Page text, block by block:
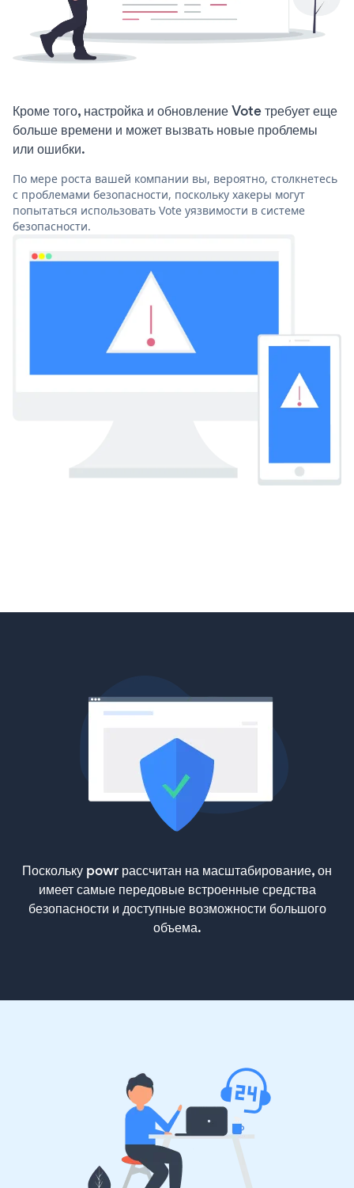
Кроме того, настройка и обновление Vote требует еще
больше времени и может вызвать новые проблемы
или ошибки.
По мере роста вашей компании вы, вероятно, столкнетесь
с проблемами безопасности, поскольку хакеры могут
попытаться использовать Vote уязвимости в системе
безопасности.
Поскольку powr рассчитан на масштабирование, он
имеет самые передовые встроенные средства
безопасности и доступные возможности большого
объема.